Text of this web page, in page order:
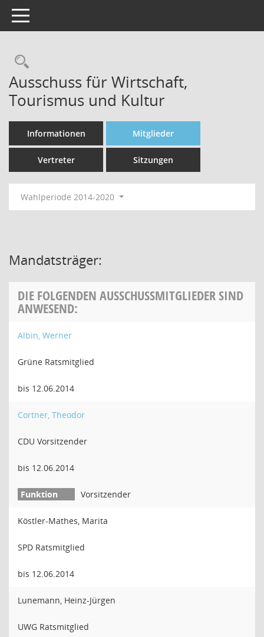
Toggle navigation
Rechercheauswahl
Ausschuss für Wirtschaft,
Tourismus und Kultur
Informationen Mitglieder
Vertreter Sitzungen
Wahlperiode 2014-2020
Mandatsträger:
DIE FOLGENDEN AUSSCHUSSMITGLIEDER SIND
ANWESEND:
Albin, Werner
Grüne Ratsmitglied
bis 12.06.2014
Cortner, Theodor
CDU Vorsitzender
bis 12.06.2014
Vorsitzender
Köstler-Mathes, Marita
SPD Ratsmitglied
bis 12.06.2014
Lunemann, Heinz-Jürgen
UWG Ratsmitglied